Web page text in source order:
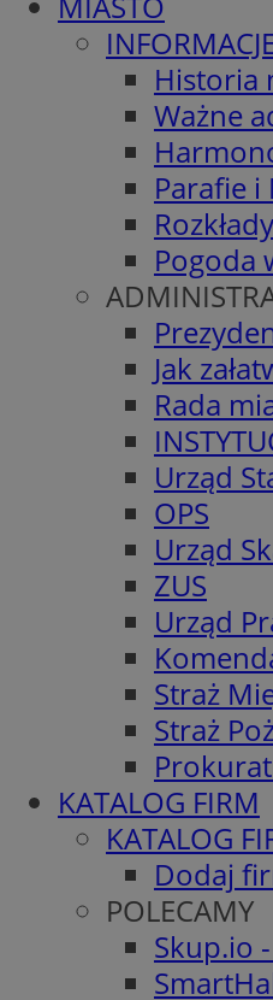
Historia
Ważne
Parafie i
Pogoda
Jak
Rada
Urząd
OPS
Urząd
ZUS
Urząd
Straż
Straż
KATALOG FIRM
KATALOG
Dodaj
POLECAMY
Skup.io